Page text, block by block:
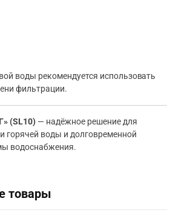
воды рекомендуется использовать
фильтрации.
(SL10) — надёжное решение для
горячей воды и долговременной
водоснабжения.
товары